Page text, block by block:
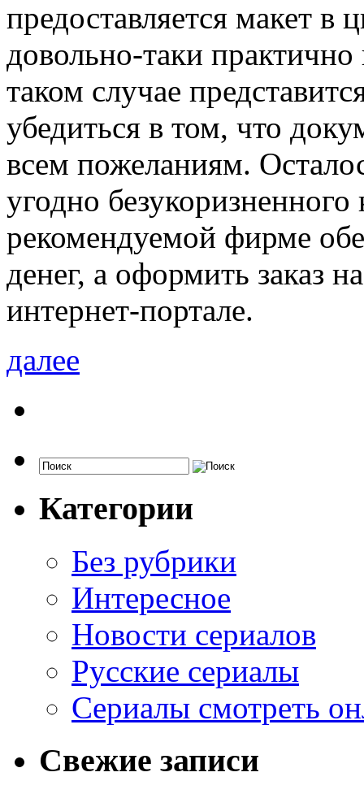
предоставляется макет
довольно-таки
таком случае
убедиться в том, что
всем пожеланиям.
угодно
рекомендуемой фирме
денег, а оформить заказ
интернет-портале.
далее
Категории
Без рубрики
Интересное
Новости сериалов
Русские сериалы
Сериалы смотреть
Свежие записи